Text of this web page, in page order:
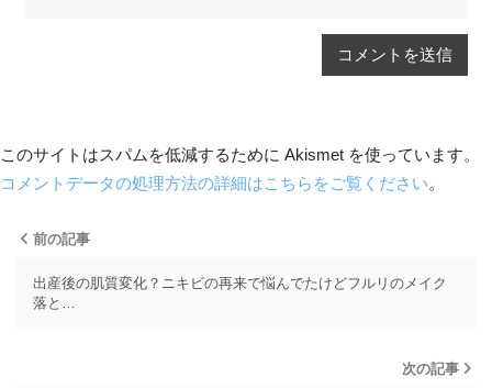
このサイトはスパムを低減するために Akismet を使っています。
コメントデータの処理方法の詳細はこちらをご覧ください。
前の記事
出産後の肌質変化？ニキビの再来で悩んでたけどフルリのメイク
落と…
次の記事